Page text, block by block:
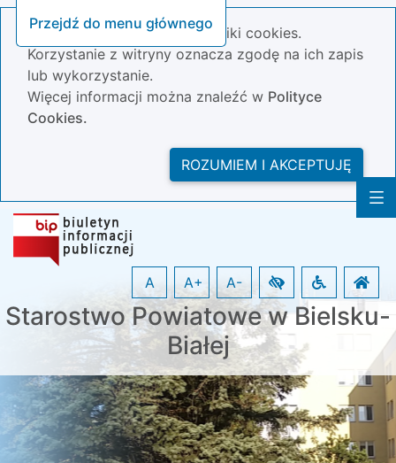
Przejdź do menu głównego
Nasza strona wykorzystuje pliki cookies.
Korzystanie z witryny oznacza zgodę na ich zapis
lub wykorzystanie.
Więcej informacji można znaleźć w Polityce
Cookies.
ROZUMIEM I AKCEPTUJĘ
Starostwo Powiatowe w Bielsku-
Białej
A A+ A-